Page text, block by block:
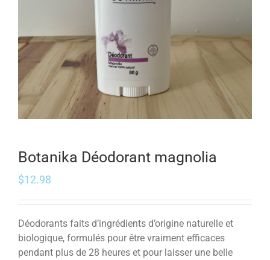
Botanika Déodorant magnolia
$12.98
Déodorants faits d’ingrédients d’origine naturelle et
biologique, formulés pour être vraiment efficaces
pendant plus de 28 heures et pour laisser une belle